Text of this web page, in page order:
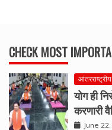
CHECK MOST
आंतरराष्ट्रीय
योग ही
करणारी
June